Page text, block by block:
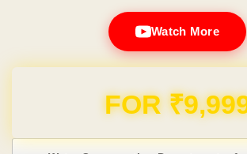
Watch More
Domain & Hosting FREE for